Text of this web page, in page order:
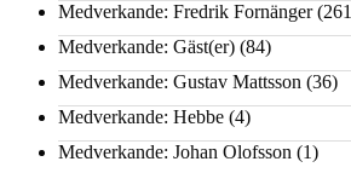
Medverkande: Fredrik Fornänger
Medverkande: Gäst(er) (84)
Medverkande: Gustav Mattsson (36)
Medverkande: Hebbe (4)
Medverkande: Johan Olofsson (1)